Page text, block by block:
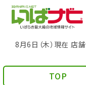
8月6日（木）現在 店
TOP